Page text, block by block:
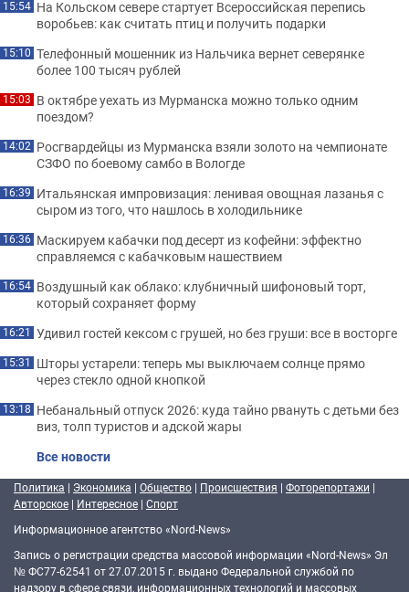
15:54 На Кольском севере стартует Всероссийская перепись
воробьев: как считать птиц и получить подарки
15:10 Телефонный мошенник из Нальчика вернет северянке
более 100 тысяч рублей
15:03 В октябре уехать из Мурманска можно только одним
поездом?
14:02 Росгвардейцы из Мурманска взяли золото на чемпионате
СЗФО по боевому самбо в Вологде
16:39 Итальянская импровизация: ленивая овощная лазанья с
сыром из того, что нашлось в холодильнике
16:36 Маскируем кабачки под десерт из кофейни: эффектно
справляемся с кабачковым нашествием
16:54 Воздушный как облако: клубничный шифоновый торт,
который сохраняет форму
16:21 Удивил гостей кексом с грушей, но без груши: все в восторге
15:31 Шторы устарели: теперь мы выключаем солнце прямо
через стекло одной кнопкой
13:18 Небанальный отпуск 2026: куда тайно рвануть с детьми без
виз, толп туристов и адской жары
Все новости
Политика | Экономика | Общество | Происшествия | Фоторепортажи |
Авторское | Интересное | Спорт
Информационное агентство «Nord-News»
Запись о регистрации средства массовой информации «Nord-News» Эл
№ ФС77-62541 от 27.07.2015 г. выдано Федеральной службой по
надзору в сфере связи, информационных технологий и массовых